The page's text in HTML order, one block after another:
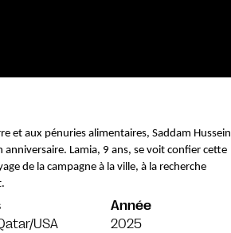
et aux pénuries alimentaires, Saddam Hussein
Lamia, 9 ans, se voit confier cette
de la campagne à la ville, à la recherche
USA
Année
2025